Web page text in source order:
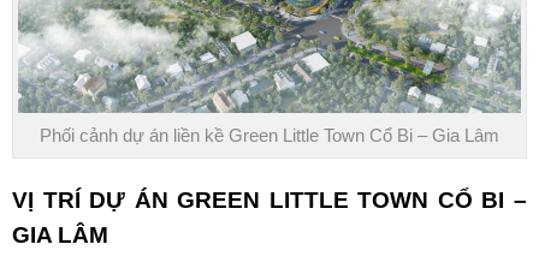
Phối cảnh dự án liền kề Green Little Town Cổ Bi – Gia Lâm
VỊ TRÍ DỰ ÁNGREEN LITTLE TOWN CỔ BI –
GIA LÂM